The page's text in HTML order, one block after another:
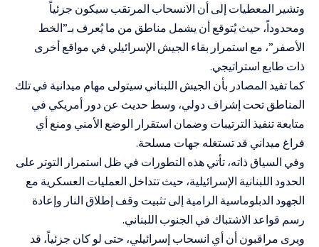
وتشير المعطيات إلى أن الانسحاب المرتقب سيكون جزئياً
ومحدوداً، حيث يُتوقع أن يشمل مناطق من ما يُعرف بـ”الخط
الأصفر”، مع استمرار بقاء الجيش الإسرائيلي في مواقع أخرى
ذات طابع استراتيجي.
كما تفيد المصادر بأن الجيش اللبناني سيتولى مهام ميدانية في تلك
المناطق تحت إشراف دولي، وسط حديث عن دور أمريكي في
متابعة تنفيذ الترتيبات وضمان استقرار الوضع الأمني ومنع أي
فراغ ميداني قد تستغله جهات مسلحة.
وفي السياق ذاته، تأتي هذه التطورات في ظل استمرار التوتر على
الحدود اللبنانية الإسرائيلية، حيث تتداخل العمليات العسكرية مع
الجهود الدبلوماسية الرامية إلى تثبيت وقف إطلاق النار وإعادة
رسم قواعد الاشتباك في الجنوب اللبناني.
ويرى مراقبون أن أي انسحاب إسرائيلي، حتى لو كان جزئياً، قد